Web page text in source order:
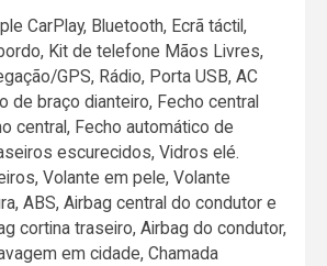
CarPlay, Bluetooth, Ecrã táctil,
Kit de telefone Mãos Livres,
GPS, Rádio, Porta USB, AC
de braço dianteiro, Fecho central
central, Fecho automático de
escurecidos, Vidros elé.
Volante em pele, Volante
ABS, Airbag central do condutor e
cortina traseiro, Airbag do condutor,
em cidade, Chamada